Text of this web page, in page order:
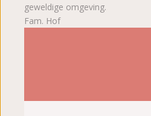
geweldige omgeving.
Fam. Hof